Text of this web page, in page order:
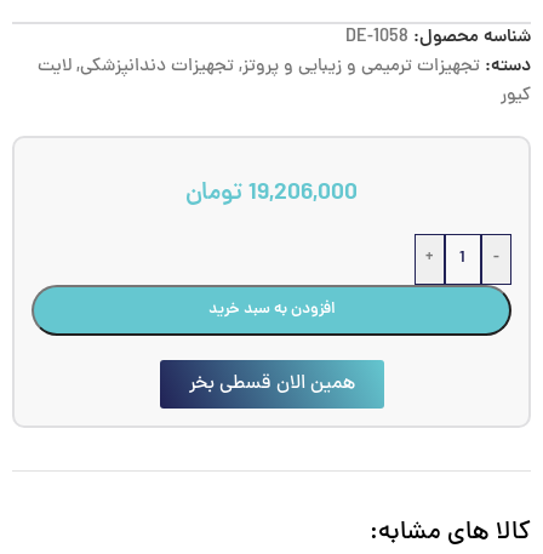
شناسه محصول: DE-1058
دسته: تجهیزات ترمیمی و زیبایی و پروتز,تجهیزات دندانپزشکی,لایت
کیور
19,206,000تومان
-
+
افزودن به سبد خرید
همین الان قسطی بخر
کالا های مشابه: